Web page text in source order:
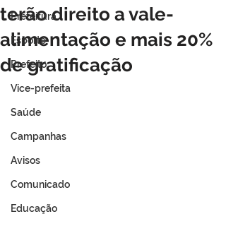
Prefeitura
Esporte
Prefeito
Vice-prefeita
Saúde
Campanhas
Avisos
Comunicado
Educação
terão direito a vale-
alimentação e mais 20%
de gratificação